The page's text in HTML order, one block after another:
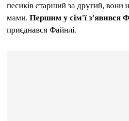
песиків старший за другий, вони
мами. Першим у сім'ї з'явився
приєднався Файнлі.